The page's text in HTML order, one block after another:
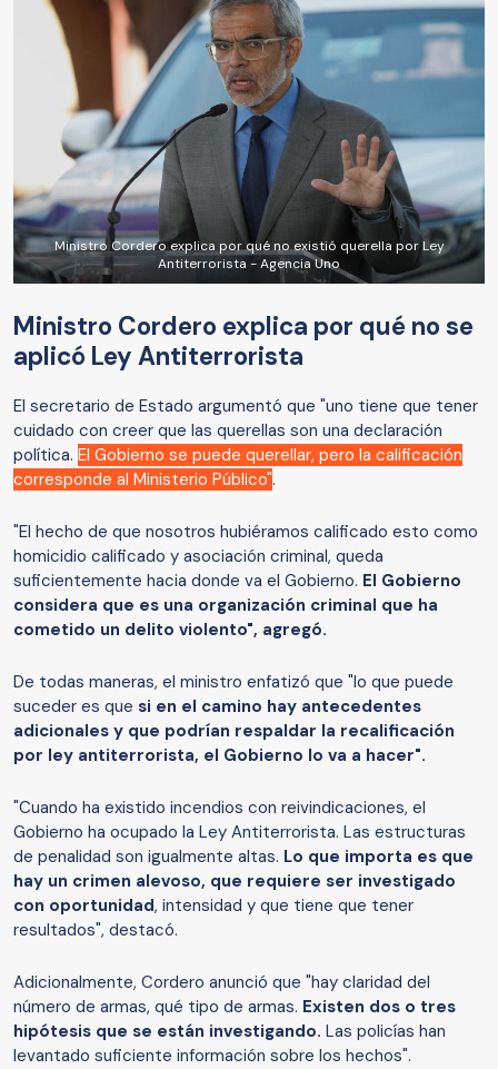
Ministro Cordero explica por qué no existió querella por Ley
Antiterrorista - Agencia Uno
Ministro Cordero explica por qué no se
aplicó Ley Antiterrorista
El secretario de Estado argumentó que "uno tiene que tener
cuidado con creer que las querellas son una declaración
política. El Gobierno se puede querellar, pero la calificación
corresponde al Ministerio Público".
"El hecho de que nosotros hubiéramos calificado esto como
homicidio calificado y asociación criminal, queda
suficientemente hacia donde va el Gobierno. El Gobierno
considera que es una organización criminal que ha
cometido un delito violento", agregó.
De todas maneras, el ministro enfatizó que "lo que puede
suceder es que si en el camino hay antecedentes
adicionales y que podrían respaldar la recalificación
por ley antiterrorista, el Gobierno lo va a hacer".
"Cuando ha existido incendios con reivindicaciones, el
Gobierno ha ocupado la Ley Antiterrorista. Las estructuras
de penalidad son igualmente altas. Lo que importa es que
hay un crimen alevoso, que requiere ser investigado
con oportunidad, intensidad y que tiene que tener
resultados", destacó.
Adicionalmente, Cordero anunció que "hay claridad del
número de armas, qué tipo de armas. Existen dos o tres
hipótesis que se están investigando. Las policías han
levantado suficiente información sobre los hechos".